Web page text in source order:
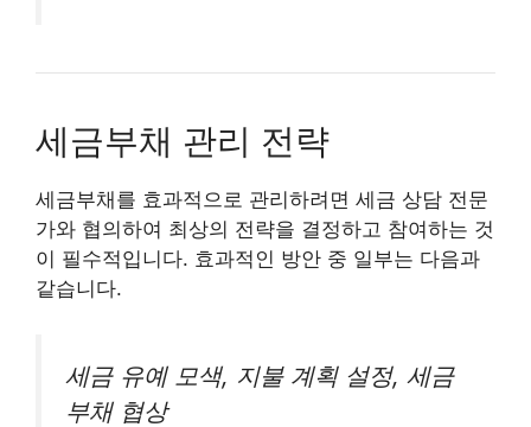
세금부채 관리 전략
세금부채를 효과적으로 관리하려면 세금 상담 전문
가와 협의하여 최상의 전략을 결정하고 참여하는 것
이 필수적입니다. 효과적인 방안 중 일부는 다음과
같습니다.
세금 유예 모색, 지불 계획 설정, 세금
부채 협상